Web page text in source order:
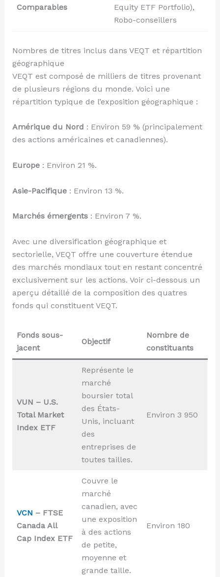
Comparables
Equity ETF Portfolio),
Robo-conseillers
Nombres de titres inclus dans VEQT et répartition
géographique
VEQT est composé de milliers de titres provenant
de plusieurs régions du monde. Voici une
répartition typique de l’exposition géographique :
Amérique du Nord : Environ 59 % (principalement
des actions américaines et canadiennes).
Europe: Environ 21 %.
Asie-Pacifique: Environ 13 %.
Marchés émergents: Environ 7 %.
Avec une diversification géographique et
sectorielle, VEQT offre une couverture étendue
des marchés mondiaux tout en restant concentré
exclusivement sur les actions. Voir ci-dessous un
aperçu détaillé de la composition des quatres
fonds qui constituent VEQT.
Fonds sous-
jacent
Objectif
Nombre de
constituants
VUN – U.S.
Total Market
Index ETF
Représente le
marché
boursier total
des États-
Unis, incluant
des
entreprises de
toutes tailles.
Environ 3 950
VCN – FTSE
Canada All
Cap Index ETF
Couvre le
marché
canadien, avec
une exposition
à des actions
de petite,
moyenne et
grande taille.
Environ 180